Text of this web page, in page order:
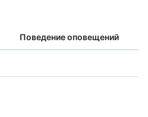
Поведение оповещений